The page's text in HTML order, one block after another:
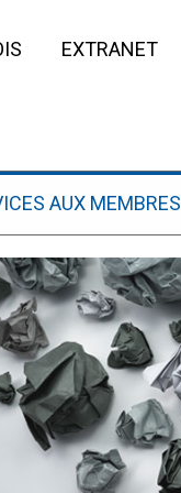
EXTRANET
AUX MEMBRES